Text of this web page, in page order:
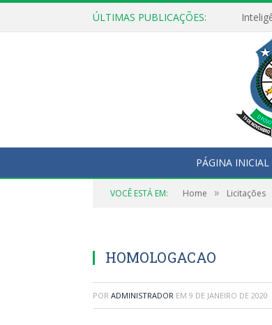
ÚLTIMAS PUBLICAÇÕES:
PÁGINA INICIAL
VOCÊ ESTÁ EM: Home » Licitações
HOMOLOGACAO
POR ADMINISTRADOR EM 9 DE JANEIRO DE 2020